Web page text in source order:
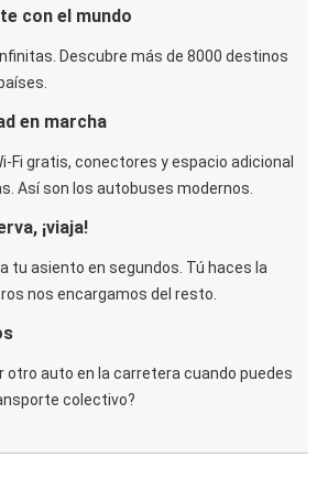
con el mundo
Descubre más de 8000 destinos
en marcha
Fi gratis, conectores y espacio adicional
Así son los autobuses modernos.
¡viaja!
tu asiento en segundos. Tú haces la
nos encargamos del resto.
otro auto en la carretera cuando puedes
colectivo?